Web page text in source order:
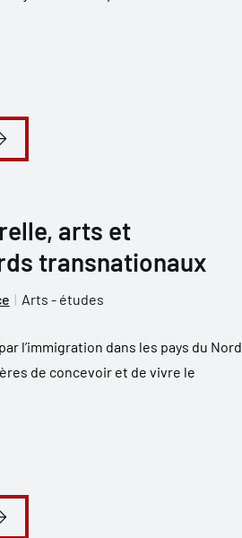
arts et
transnationaux
Arts - études
l’immigration dans les pays du Nord
de concevoir et de vivre le